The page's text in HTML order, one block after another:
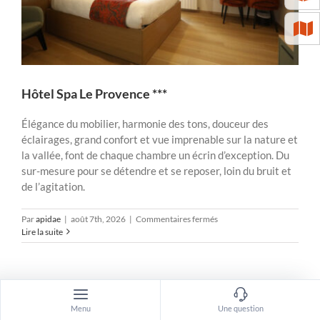
Hôtel Spa Le Provence ***
Élégance du mobilier, harmonie des tons, douceur des
éclairages, grand confort et vue imprenable sur la nature et
la vallée, font de chaque chambre un écrin d’exception. Du
sur-mesure pour se détendre et se reposer, loin du bruit et
de l’agitation.
Parapidae | août 7th, 2026 | Commentaires ferméssur
Spa
***
Lire la suite
Menu Une question